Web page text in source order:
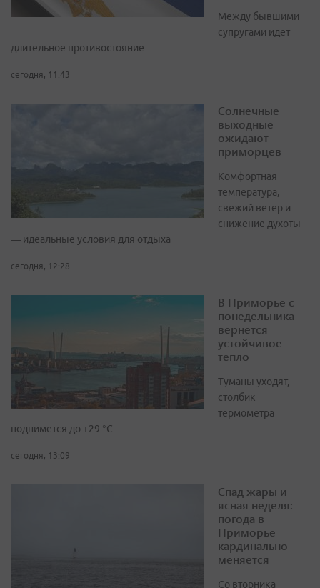
Между бывшими
супругами идет
длительное противостояние
сегодня, 11:43
Солнечные
выходные
ожидают
приморцев
Комфортная
температура,
свежий ветер и
снижение духоты
— идеальные условия для отдыха
сегодня, 12:28
В Приморье с
понедельника
вернется
устойчивое
тепло
Туманы уходят,
столбик
термометра
поднимется до +29 °С
сегодня, 13:09
Спад жары и
ясная неделя:
погода в
Приморье
кардинально
меняется
Со вторника